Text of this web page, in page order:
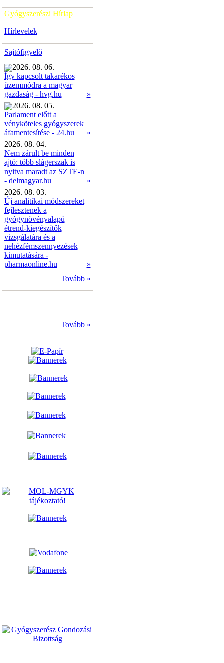
Gyógyszerészi Hírlap
Hírlevelek
Sajtófigyelő
2026. 08. 06.
Így kapcsolt takarékos
üzemmódra a magyar
gazdaság - hvg.hu
»
2026. 08. 05.
Parlament előtt a
vényköteles gyógyszerek
áfamentesítése - 24.hu
»
2026. 08. 04.
Nem zárult be minden
ajtó: több slágerszak is
nyitva maradt az SZTE-n
- delmagyar.hu
»
2026. 08. 03.
Új analitikai módszereket
fejlesztenek a
gyógynövényalapú
étrend-kiegészítők
vizsgálatára és a
nehézfémszennyezések
kimutatására -
pharmaonline.hu
»
Tovább »
Tovább »